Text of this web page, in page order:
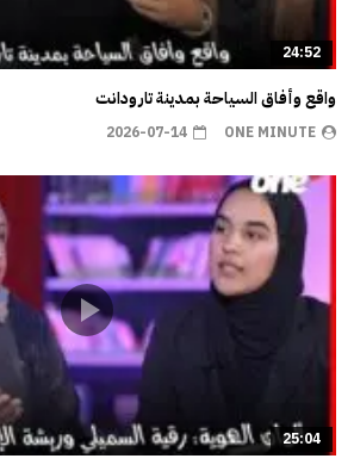
24:52
واقع وأفاق السياحة بمدينة تارودانت
ONE MINUTE
2026-07-14
25:04